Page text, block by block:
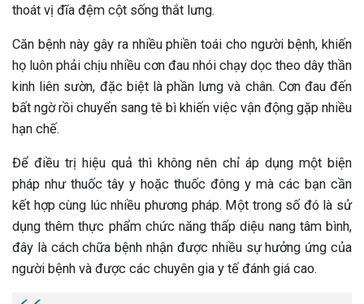
thoát vị đĩa đệm cột sống thắt lưng.
Căn bệnh này gây ra nhiều phiền toái cho người bệnh, khiến
họ luôn phải chịu nhiều cơn đau nhói chạy dọc theo dây thần
kinh liên sườn, đặc biệt là phần lưng và chân. Cơn đau đến
bất ngờ rồi chuyển sang tê bì khiến việc vận động gặp nhiều
hạn chế.
Để điều trị hiệu quả thì không nên chỉ áp dụng một biện
pháp như thuốc tây y hoặc thuốc đông y mà các bạn cần
kết hợp cùng lúc nhiều phương pháp. Một trong số đó là sử
dụng thêm thực phẩm chức năng thấp diệu nang tâm bình,
đây là cách chữa bệnh nhận được nhiều sự hưởng ứng của
người bệnh và được các chuyên gia y tế đánh giá cao.